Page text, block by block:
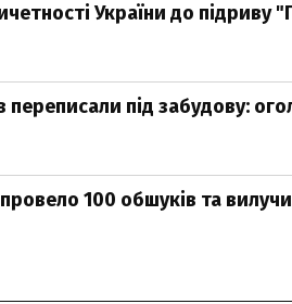
України до підриву
переписали під забудову:
100 обшуків та